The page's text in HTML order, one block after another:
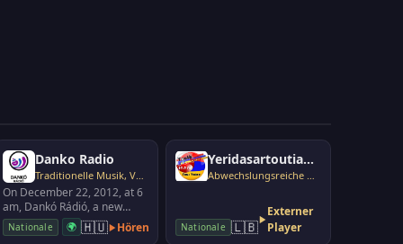
Danko Radio
Traditionelle Musik, Volksmusik
On December 22, 2012, at 6
am, Dankó Rádió, a new
music radio channel on
public media, began b…
Nationale 🌍 🇭🇺 Hören
Yeridasartoutian Tsayne
Abwechslungsreiche Musik
Nationale 🇱🇧
Externer
Player